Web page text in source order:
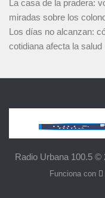
La casa de la pradera:
miradas sobre los
Los días no alcanzan:
cotidiana afecta la salud
Radio Urbana 100.5 ©
Funciona con